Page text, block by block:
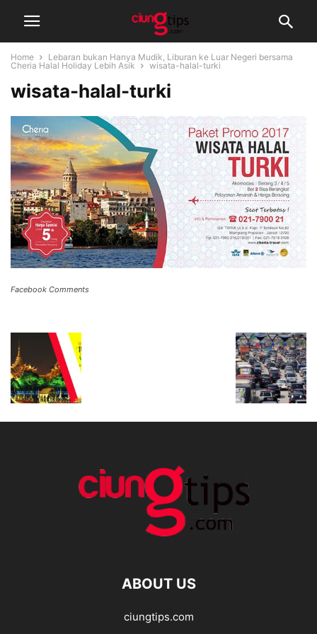
Home
Lebaran bukan Hanya Mudik, Liburan ke Luar Negeri bersama
Cheria Halal Holiday Lebih Asik
wisata-halal-turki
wisata-halal-turki
Facebook Comments
ABOUT US
ciungtips.com